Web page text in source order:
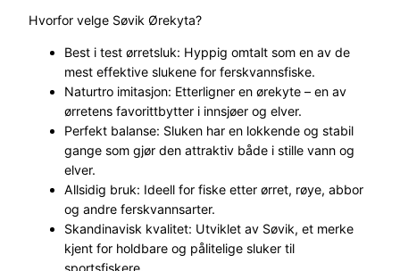
0
Hvorfor velge Søvik Ørekyta?
Best i test ørretsluk: Hyppig omtalt som en av de
mest effektive slukene for ferskvannsfiske.
Naturtro imitasjon: Etterligner en ørekyte – en av
ørretens favorittbytter i innsjøer og elver.
Perfekt balanse: Sluken har en lokkende og stabil
gange som gjør den attraktiv både i stille vann og
elver.
Allsidig bruk: Ideell for fiske etter ørret, røye, abbor
og andre ferskvannsarter.
Skandinavisk kvalitet: Utviklet av Søvik, et merke
kjent for holdbare og pålitelige sluker til
sportsfiskere.